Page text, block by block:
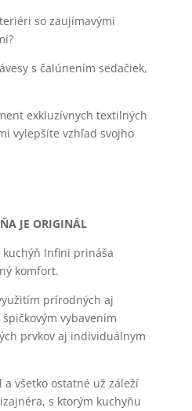
so zaujímavými
s čalúnením sedačiek,
exkluzívnych textilných
vylepšíte vzhľad svojho
JE ORIGINÁL
Infini prináša
komfort.
prírodných aj
vybavením
prvkov aj individuálnym
všetko ostatné už záleží
s ktorým kuchyňu